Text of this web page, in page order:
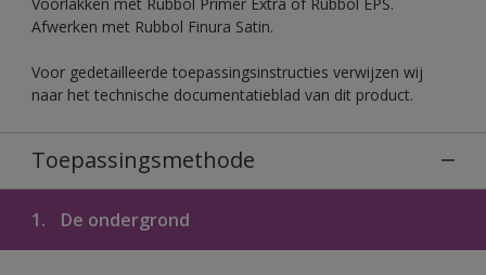
Afwerken met Rubbol Finura Satin.
Voor gedetailleerde toepassingsinstructies verwijzen wij
naar het technische documentatieblad van dit product.
Toepassingsmethode
1. De ondergrond